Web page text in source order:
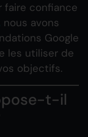
faire confiance
nous avons
Google
les utiliser de
objectifs.
t-il